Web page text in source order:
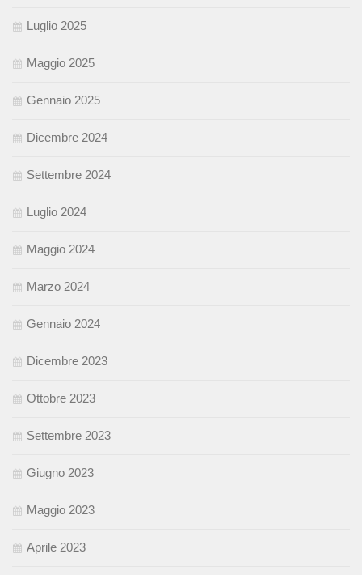
Luglio 2025
Maggio 2025
Gennaio 2025
Dicembre 2024
Settembre 2024
Luglio 2024
Maggio 2024
Marzo 2024
Gennaio 2024
Dicembre 2023
Ottobre 2023
Settembre 2023
Giugno 2023
Maggio 2023
Aprile 2023